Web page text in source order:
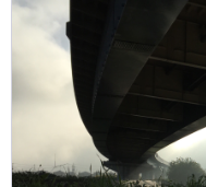
望の視座を提示した
築」が、世界で勝て